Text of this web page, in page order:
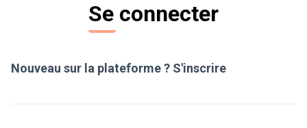
Se connecter
Nouveau sur la plateforme ? S'inscrire